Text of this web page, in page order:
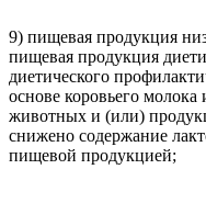
9) пищевая продукция
пищевая продукция
диетического
основе коровьего
животных и (или)
снижено содержание
пищевой продукцией;